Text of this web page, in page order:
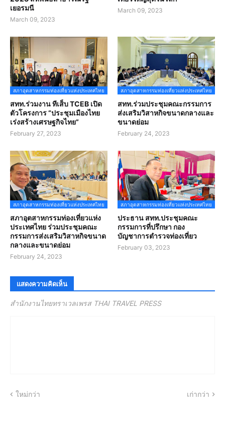
เยอรมนี
March 09, 2023
March 09, 2023
สภาอุตสาหกรรมท่องเที่ยวแห่งประเทศไทย
สทท.ร่วมงาน ทีเส็บ TCEB เปิด
ตัวโครงการ “ประชุมเมืองไทย
เร่งสร้างเศรษฐกิจไทย”
February 27, 2023
สภาอุตสาหกรรมท่องเที่ยวแห่งประเทศไทย
สทท.ร่วมประชุมคณะกรรมการ
ส่งเสริมวิสาหกิจขนาดกลางและ
ขนาดย่อม
February 24, 2023
สภาอุตสาหกรรมท่องเที่ยวแห่งประเทศไทย
สภาอุตสาหกรรมท่องเที่ยวแห่ง
ประเทศไทย ร่วมประชุมคณะ
กรรมการส่งเสริมวิสาหกิจขนาด
กลางและขนาดย่อม
February 24, 2023
สภาอุตสาหกรรมท่องเที่ยวแห่งประเทศไทย
ประธาน สทท.ประชุมคณะ
กรรมการที่ปรึกษา กอง
บัญชาการตำรวจท่องเที่ยว
February 03, 2023
แสดงความคิดเห็น
สำนักงานไทยทราเวลเพรส THAI TRAVEL PRESS
ใหม่กว่า เก่ากว่า